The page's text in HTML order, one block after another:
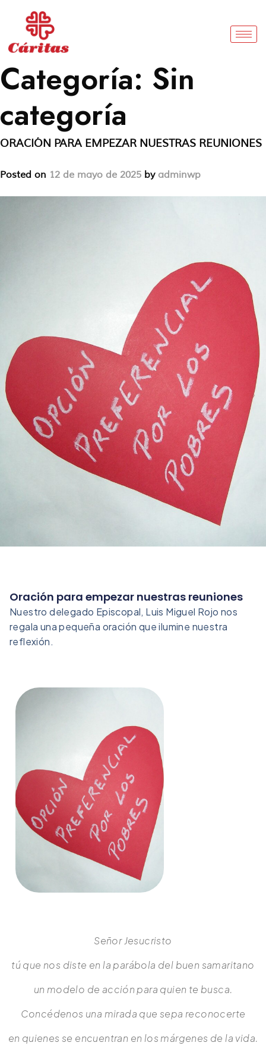
Categoría: Sin
categoría
ORACIÓN PARA EMPEZAR NUESTRAS REUNIONES
Posted on 12 de mayo de 2025 by adminwp
Oración para empezar nuestras reuniones
Nuestro delegado Episcopal, Luis Miguel Rojo nos
regala una pequeña oración que ilumine nuestra
reflexión.
Señor Jesucristo
tú que nos diste en la parábola del buen samaritano
un modelo de acción para quien te busca.
Concédenos una mirada que sepa reconocerte
en quienes se encuentran en los márgenes de la vida.